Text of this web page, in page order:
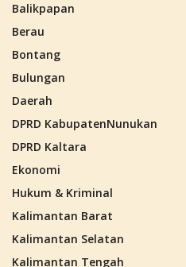
Balikpapan
Berau
Bontang
Bulungan
Daerah
DPRD KabupatenNunukan
DPRD Kaltara
Ekonomi
Hukum & Kriminal
Kalimantan Barat
Kalimantan Selatan
Kalimantan Tengah